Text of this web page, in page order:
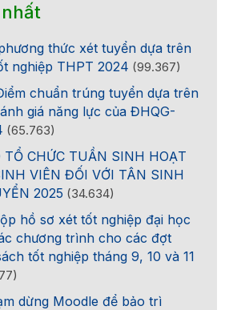
thức xét tuyển dựa trên
nghiệp THPT 2024 (99.367)
chuẩn trúng tuyển dựa trên
giá năng lực của ĐHQG-
(65.763)
TỔ CHỨC TUẦN SINH HOẠT
VIÊN ĐỐI VỚI TÂN SINH
2025 (34.634)
hồ sơ xét tốt nghiệp đại học
chương trình cho các đợt
tốt nghiệp tháng 9, 10 và 11
dừng Moodle để bảo trì